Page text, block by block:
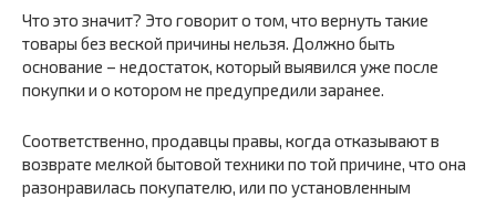
Что это значит? Это говорит о том, что вернуть такие
товары без веской причины нельзя. Должно быть
основание – недостаток, который выявился уже после
покупки и о котором не предупредили заранее.
Соответственно, продавцы правы, когда отказывают в
возврате мелкой бытовой техники по той причине, что она
разонравилась покупателю, или по установленным